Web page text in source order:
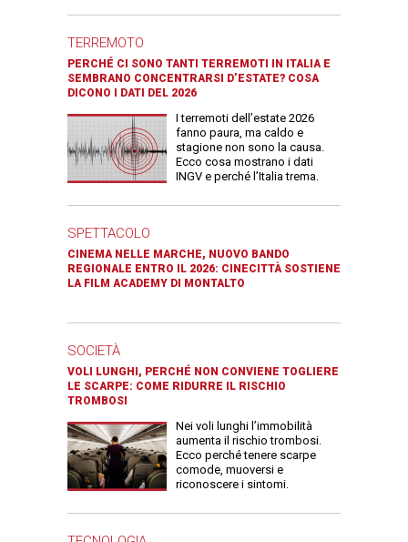
TERREMOTO
PERCHÉ CI SONO TANTI TERREMOTI IN ITALIA E
SEMBRANO CONCENTRARSI D’ESTATE? COSA
DICONO I DATI DEL 2026
I terremoti dell’estate 2026
fanno paura, ma caldo e
stagione non sono la causa.
Ecco cosa mostrano i dati
INGV e perché l’Italia trema.
SPETTACOLO
CINEMA NELLE MARCHE, NUOVO BANDO
REGIONALE ENTRO IL 2026: CINECITTÀ SOSTIENE
LA FILM ACADEMY DI MONTALTO
SOCIETÀ
VOLI LUNGHI, PERCHÉ NON CONVIENE TOGLIERE
LE SCARPE: COME RIDURRE IL RISCHIO
TROMBOSI
Nei voli lunghi l’immobilità
aumenta il rischio trombosi.
Ecco perché tenere scarpe
comode, muoversi e
riconoscere i sintomi.